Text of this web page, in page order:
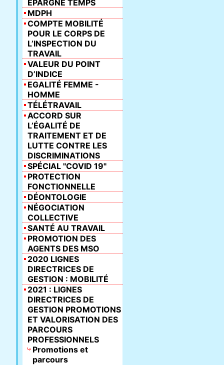
ÉPARGNE TEMPS
MDPH
COMPTE MOBILITÉ
POUR LE CORPS DE
L’INSPECTION DU
TRAVAIL
VALEUR DU POINT
D’INDICE
EGALITÉ FEMME -
HOMME
TÉLÉTRAVAIL
ACCORD SUR
L’ÉGALITÉ DE
TRAITEMENT ET DE
LUTTE CONTRE LES
DISCRIMINATIONS
SPÉCIAL "COVID 19"
PROTECTION
FONCTIONNELLE
DÉONTOLOGIE
NÉGOCIATION
COLLECTIVE
SANTÉ AU TRAVAIL
PROMOTION DES
AGENTS DES MSO
2020 LIGNES
DIRECTRICES DE
GESTION : MOBILITÉ
2021 : LIGNES
DIRECTRICES DE
GESTION PROMOTIONS
ET VALORISATION DES
PARCOURS
PROFESSIONNELS
Promotions et
parcours